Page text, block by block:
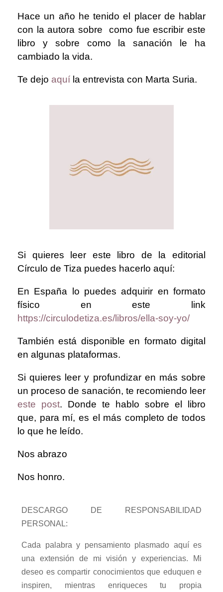
Hace un año he tenido el placer de hablar
con la autora sobre como fue escribir este
libro y sobre como la sanación le ha
cambiado la vida.
Te dejo aquí la entrevista con Marta Suria.
Si quieres leer este libro de la editorial
Círculo de Tiza puedes hacerlo aquí:
En España lo puedes adquirir en formato
físico en este link
https://circulodetiza.es/libros/ella-soy-yo/
También está disponible en formato digital
en algunas plataformas.
Si quieres leer y profundizar en más sobre
un proceso de sanación, te recomiendo leer
este post. Donde te hablo sobre el libro
que, para mí, es el más completo de todos
lo que he leído.
Nos abrazo
Nos honro.
DESCARGO DE RESPONSABILIDAD
PERSONAL:
Cada palabra y pensamiento plasmado aquí es
una extensión de mi visión y experiencias. Mi
deseo es compartir conocimientos que eduquen e
inspiren, mientras enriqueces tu propia